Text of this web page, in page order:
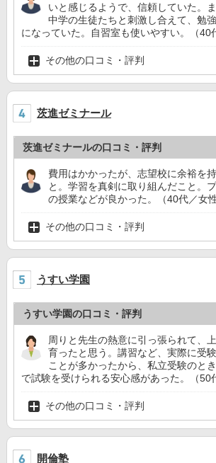
いと感じるようで、信頼していた。
中学の生徒たちと刺激し合えて、勉
になっていた。自習室も使いやすい。（40
その他の口コミ・評判
茨進ゼミナール
茨進ゼミナールの口コミ・評判
費用はかかったが、志望校に余裕を
と。学習を真剣に取り組んだこと。
の授業などが良かった。（40代／女性
その他の口コミ・評判
うすい学園
うすい学園の口コミ・評判
周りと先生の熱意に引っ張られて、
育ったと思う。講習など、実際に受
ことが多かったから、私立受験のと
で試験を受けられる安心感があった。（50
その他の口コミ・評判
開倫塾